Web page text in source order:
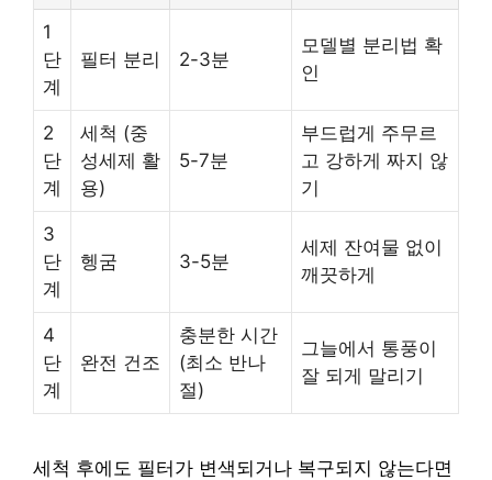
1
단
계
필터 분리 2-3분
모델별 분리법 확
인
2
단
계
세척 (중
성세제 활
용)
5-7분
부드럽게 주무르
고 강하게 짜지 않
기
3
단
계
헹굼 3-5분
세제 잔여물 없이
깨끗하게
4
단
계
완전 건조
충분한 시간
(최소 반나
절)
그늘에서 통풍이
잘 되게 말리기
세척 후에도 필터가 변색되거나 복구되지 않는다면